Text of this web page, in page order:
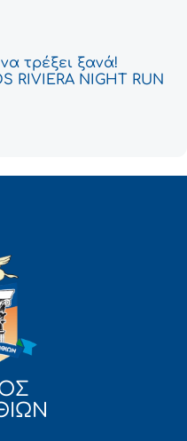
τρέξει ξανά!
RIVIERA NIGHT RUN